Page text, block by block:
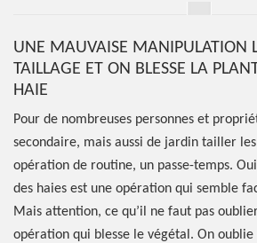
UNE MAUVAISE MANIPULATION
TAILLAGE ET ON BLESSE LA
HAIE
Pour de nombreuses personnes et
secondaire, mais aussi de jardin tailler
opération de routine, un passe-temps.
des haies est une opération qui semble
Mais attention, ce qu’il ne faut pas oublier
opération qui blesse le végétal. On